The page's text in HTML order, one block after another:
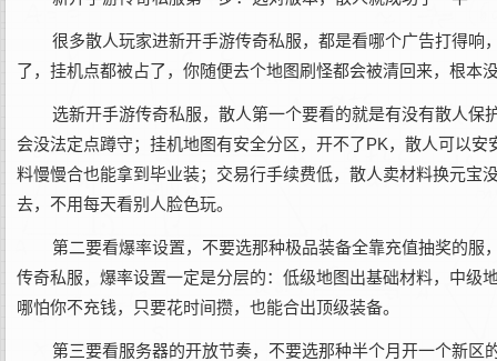
很多散人玩家进新开手游传奇私服，都是看哪个广告打得
了，挂机点都被占了，你随便去个地图刷怪都会被清回来，根
选新开手游传奇私服，散人第一个要看的就是有没有散人
会没法定点蹲守；挂机地图有安全分区，开不了PK，散人可以
料慢慢合也能拿到毕业装；交易行手续费低，散人卖材料换元宝
去，不用每天看别人脸色玩。
第二要看爆率设置，不要选那种极品装备全靠充值抽奖的
传奇私服，爆率设置一定是分层的：低级地图出基础材料，中级
哪怕你不充钱，只要花时间攒，也能合出顶级装备。
第三要看服务器的开放节奏，不要选那种半个月开一个新